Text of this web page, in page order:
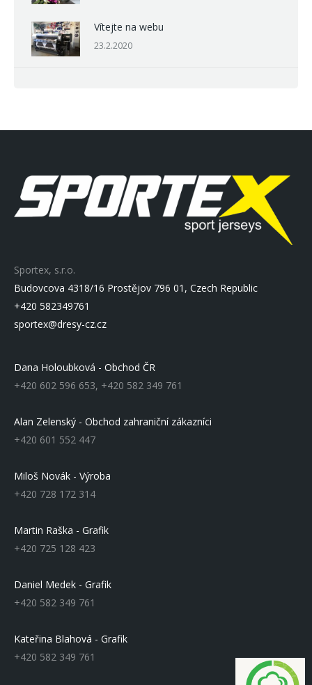
Vítejte na webu
23.2.2020
Sportex, s.r.o.
Budovcova 4318/16 Prostějov 796 01, Czech Republic
+420 582349761
sportex@dresy-cz.cz
Dana Holoubková - Obchod ČR
+420 602 596 653, +420 582 349 761
Alan Zelenský - Obchod zahraniční zákazníci
+420 601 552 447
Miloš Novák - Výroba
+420 728 172 314
Martin Raška - Grafik
+420 725 128 423
Daniel Medek - Grafik
+420 582 349 761
Kateřina Blahová - Grafik
+420 582 349 761